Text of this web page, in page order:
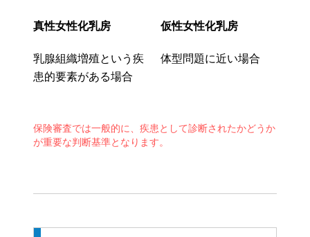
真性女性化乳房
乳腺組織増殖という疾
患的要素がある場合
仮性女性化乳房
体型問題に近い場合
保険審査では一般的に、疾患として診断されたかどうか
が重要な判断基準となります。